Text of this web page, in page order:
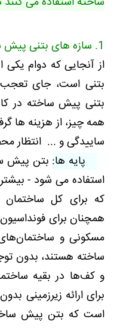
1. سازه های بتنی پیش ساخته
از آنجایی که دوام
بتنی است، جای
بتنی پیش ساخته در
همه چیز، از هزینه ها
ساییدگی و ... انتظار
پایه ها: بتن پیش
استفاده می شود -
که برای کل
همچنان برای
مسکونی و
ساخته هستند، بدون
و کف‌ها در بقیه
برای ارائه زیرزمینی
است که بتن پیش